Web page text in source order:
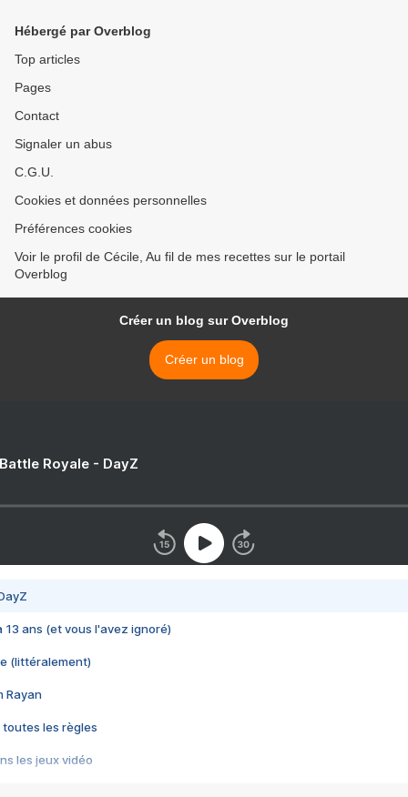
Hébergé par Overblog
Top articles
Pages
Contact
Signaler un abus
C.G.U.
Cookies et données personnelles
Préférences cookies
Voir le profil de Cécile, Au fil de mes recettes sur le portail
Overblog
Créer un blog sur Overblog
Créer un blog
Royale - DayZ
13 ans (et vous l'avez ignoré)
(littéralement)
Rayan
toutes les règles
les jeux vidéo